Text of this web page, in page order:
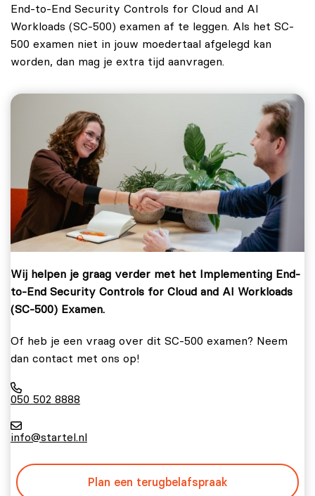
End-to-End Security Controls for Cloud and AI
Workloads (SC-500) examen af te leggen. Als het SC-
500 examen niet in jouw moedertaal afgelegd kan
worden, dan mag je extra tijd aanvragen.
Wij helpen je graag verder met het Implementing End-
to-End Security Controls for Cloud and AI Workloads
(SC-500) Examen.
Of heb je een vraag over dit SC-500 examen? Neem
dan contact met ons op!
050 502 8888
info@startel.nl
Plan een terugbelafspraak